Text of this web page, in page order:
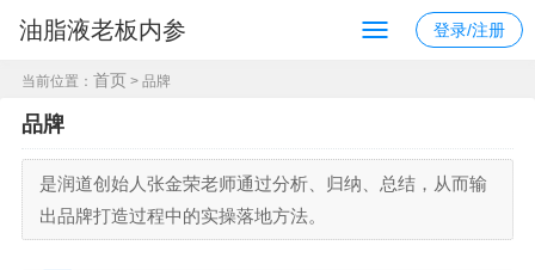
油脂液老板内参 登录/注册
当前位置： 首页 > 品牌
品牌
是润道创始人张金荣老师通过分析、归纳、总结，从而输
出品牌打造过程中的实操落地方法。